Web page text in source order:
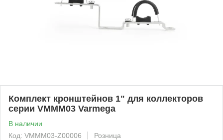
Комплект кронштейнов 1" для коллекторов
серии VMMM03 Varmega
В наличии
Код: VMMM03-Z00006
Розница